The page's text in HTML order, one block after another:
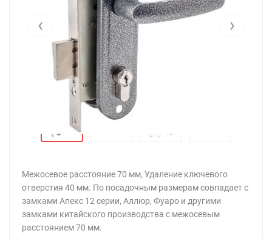
‹ ›
Межосевое расстояние 70 мм, Удаление ключевого
отверстия 40 мм. По посадочным размерам совпадает с
замками Апекс 12 серии, Аллюр, Фуаро и другими
замками китайского производства с межосевым
расстоянием 70 мм.